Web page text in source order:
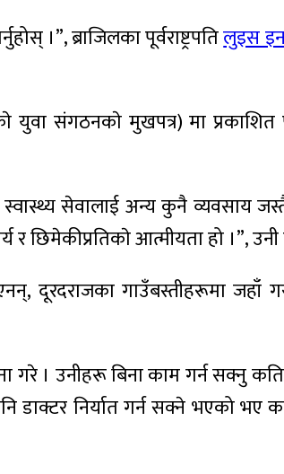
।”, ब्राजिलका पूर्वराष्ट्रपतिलुइस
युवा संगठनकाे मुखपत्र) मा प्रकाशित
सेवालाई अन्य कुनै व्यवसाय
र छिमेकीप्रतिकाे आत्मीयता हो ।”,
दूरदराजका गाउँबस्तीहरूमा जहाँ
। उनीहरू बिना काम गर्न सक्नु कति
निर्यात गर्न सक्ने भएको भए कति